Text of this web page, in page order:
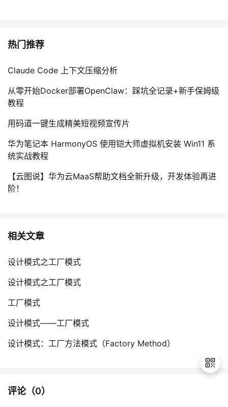
热门推荐
Claude Code 上下文压缩分析
从零开始Docker部署OpenClaw：踩坑全记录+新手保姆级
教程
用码道一键生成精美短视频宣传片
华为笔记本 HarmonyOS 使用铠大师虚拟机安装 Win11 系
统实战教程
【云图说】华为云MaaS帮助文档全新升级，开发体验再进
阶！
相关文章
设计模式之工厂模式
设计模式之工厂模式
工厂模式
设计模式——工厂模式
设计模式：工厂方法模式（Factory Method）
评论（0）